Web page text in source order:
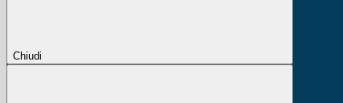
Chiudi